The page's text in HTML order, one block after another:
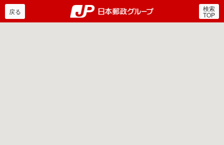
郵便局・日本郵政グルー
戻る 検索
TOP